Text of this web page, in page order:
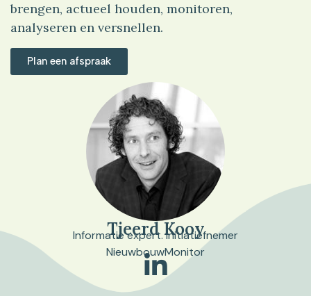
brengen, actueel houden, monitoren,
analyseren en versnellen.
Plan een afspraak
Tjeerd Kooy
Informatie expert. Initiatiefnemer
NieuwbouwMonitor